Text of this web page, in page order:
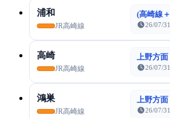
浦和
JR高崎線
(高崎線
26/07/
高崎
JR高崎線
上野方面
26/07/
鴻巣
JR高崎線
上野方面
26/07/